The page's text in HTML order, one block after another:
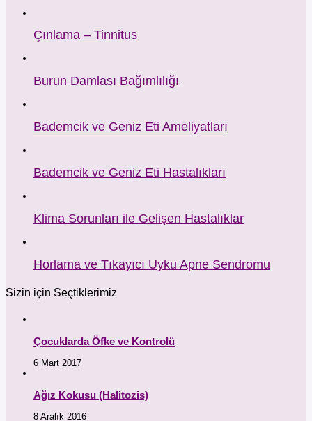
Çınlama – Tinnitus
Burun Damlası Bağımlılığı
Bademcik ve Geniz Eti Ameliyatları
Bademcik ve Geniz Eti Hastalıkları
Klima Sorunları ile Gelişen Hastalıklar
Horlama ve Tıkayıcı Uyku Apne Sendromu
Sizin için Seçtiklerimiz
Çocuklarda Öfke ve Kontrolü
6 Mart 2017
Ağız Kokusu (Halitozis)
8 Aralık 2016